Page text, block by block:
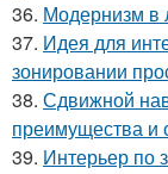
36. Модернизм в
37. Идея для
зонировании
38. Сдвижной
преимущества и
39. Интерьер по